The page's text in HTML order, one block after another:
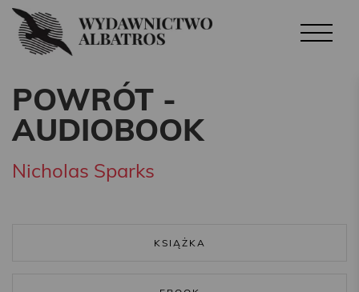
POWRÓT -
AUDIOBOOK
Nicholas Sparks
KSIĄŻKA